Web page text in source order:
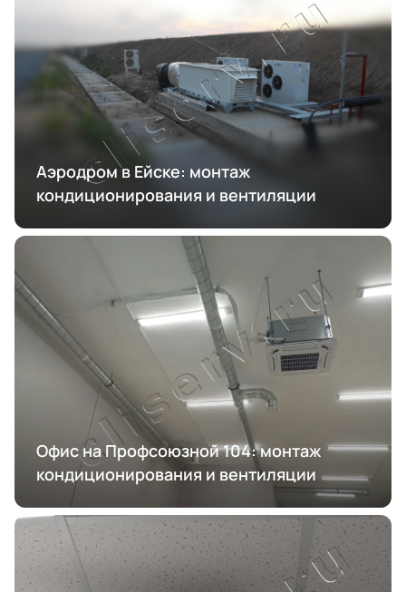
Аэродром в Ейске: монтаж
кондиционирования и вентиляции
Офис на Профсоюзной 104: монтаж
кондиционирования и вентиляции